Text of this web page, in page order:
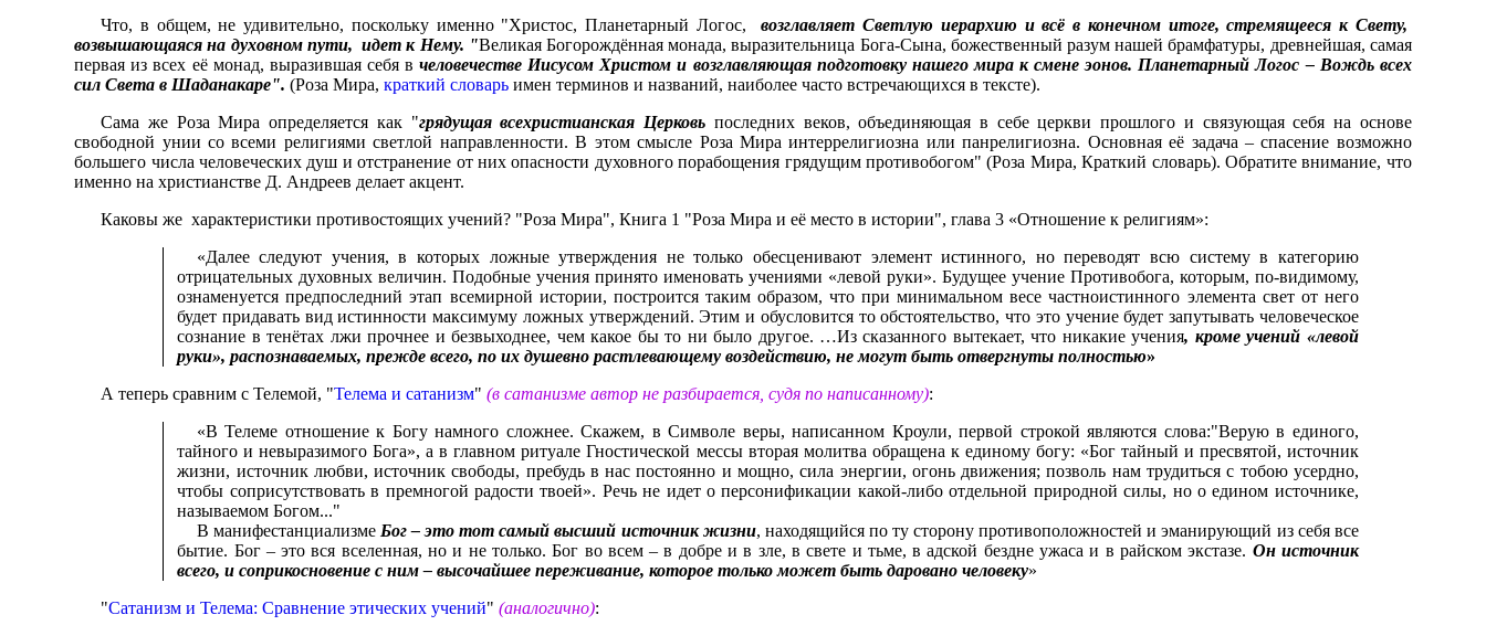
Что, в общем, не удивительно, поскольку именно "Христос, Планетарный Логос,возглавляет Светлую иерархию и всё в конечном итоге, стремящееся к Свету,
возвышающаяся на духовном пути, идет к Нему. "Великая Богорождённая монада, выразительница Бога-Сына, божественный разум нашей брамфатуры, древнейшая, самая
первая из всех её монад, выразившая себя вчеловечестве Иисусом Христом и возглавляющая подготовку нашего мира к смене эонов. Планетарный Логос – Вождь всех
сил Света в Шаданакаре".(Роза Мира, краткий словарь имен терминов и названий, наиболее часто встречающихся в тексте).
Сама же Роза Мира определяется как "грядущая всехристианская Церковь последних веков, объединяющая в себе церкви прошлого и связующая себя на основе
свободной унии со всеми религиями светлой направленности. В этом смысле Роза Мира интеррелигиозна или панрелигиозна. Основная её задача – спасение возможно
большего числа человеческих душ и отстранение от них опасности духовного порабощения грядущим противобогом" (Роза Мира, Краткий словарь). Обратите внимание, что
именно на христианстве Д. Андреев делает акцент.
Каковы же характеристики противостоящих учений? "Роза Мира", Книга 1 "Роза Мира и её место в истории", глава 3 «Отношение к религиям»:
«Далее следуют учения, в которых ложные утверждения не только обесценивают элемент истинного, но переводят всю систему в категорию
отрицательных духовных величин. Подобные учения принято именовать учениями «левой руки». Будущее учение Противобога, которым, по-видимому,
ознаменуется предпоследний этап всемирной истории, построится таким образом, что при минимальном весе частноистинного элемента свет от него
будет придавать вид истинности максимуму ложных утверждений. Этим и обусловится то обстоятельство, что это учение будет запутывать человеческое
сознание в тенётах лжи прочнее и безвыходнее, чем какое бы то ни было другое. …Из сказанного вытекает, что никакие учения, кроме учений «левой
руки», распознаваемых, прежде всего, по их душевно растлевающему воздействию, не могут быть отвергнуты полностью»
А теперь сравним с Телемой, "Телема и сатанизм"(в сатанизме автор не разбирается, судя по написанному):
«В Телеме отношение к Богу намного сложнее. Скажем, в Символе веры, написанном Кроули, первой строкой являются слова:"Верую в единого,
тайного и невыразимого Бога», а в главном ритуале Гностической мессы вторая молитва обращена к единому богу: «Бог тайный и пресвятой, источник
жизни, источник любви, источник свободы, пребудь в нас постоянно и мощно, сила энергии, огонь движения; позволь нам трудиться с тобою усердно,
чтобы соприсутствовать в премногой радости твоей». Речь не идет о персонификации какой-либо отдельной природной силы, но о едином источнике,
называемом Богом..."
В манифестанциализме Бог – это тот самый высший источник жизни, находящийся по ту сторону противоположностей и эманирующий из себя все
бытие. Бог – это вся вселенная, но и не только. Бог во всем – в добре и в зле, в свете и тьме, в адской бездне ужаса и в райском экстазе. Онисточник
всего, и соприкосновение с ним – высочайшее переживание, которое только может быть даровано человеку»
"Сатанизм и Телема: Сравнение этических учений"(аналогично):